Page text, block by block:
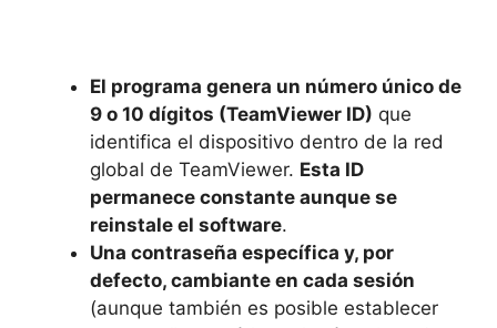
El programa genera un número único de
9 o 10 dígitos (TeamViewer ID) que
identifica el dispositivo dentro de la red
global de TeamViewer. Esta ID
permanece constante aunque se
reinstale el software.
Una contraseña específica y, por
defecto, cambiante en cada sesión
(aunque también es posible establecer